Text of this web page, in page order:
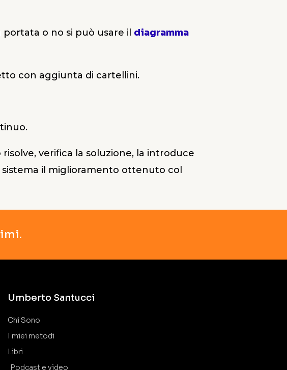
o no si può usare il diagramma
con aggiunta di cartellini.
verifica la soluzione, la introduce
il miglioramento ottenuto col
Umberto Santucci
Chi Sono
I miei metodi
Libri
Podcast e video